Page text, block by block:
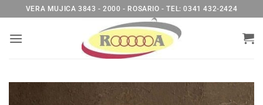
al
contenido
VERA MUJICA 3843 - 2000 - ROSARIO - TEL: 0341 432-2424